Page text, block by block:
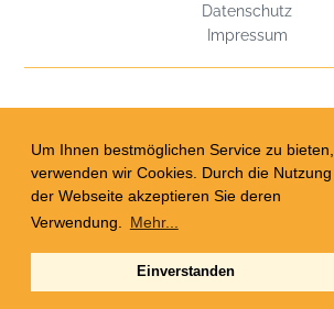
Um Ihnen bestmöglichen Service zu bieten,
verwenden wir Cookies. Durch die Nutzung
der Webseite akzeptieren Sie deren
Verwendung.
Mehr...
Einverstanden
Datenschutz
Impressum